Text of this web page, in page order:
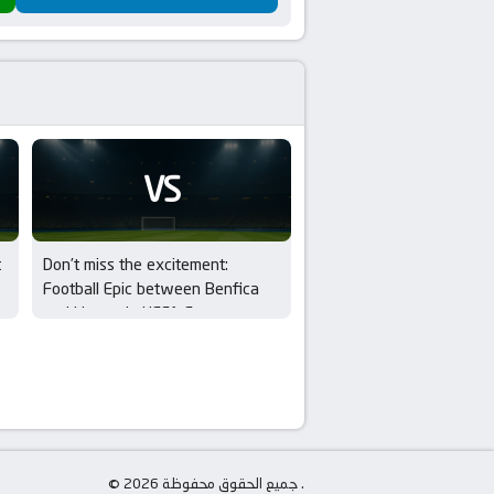
VS
Don’t miss the excitement:
Football Epic between Benfica
and Hearts in UEFA Europa
© جميع الحقوق محفوظة 2026 .